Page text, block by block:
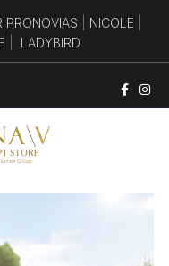
PRONOVIAS NICOLE
LADYBIRD